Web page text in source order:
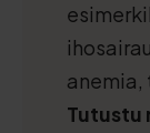
anemia,
Tutustu